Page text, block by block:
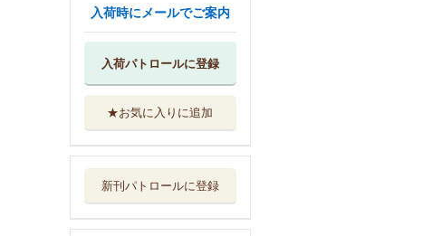
入荷時にメールでご案内
入荷パトロールに登録
★お気に入りに追加
新刊パトロールに登録
アンドレ・ブルト
ン『シュルレア...
ＮＨＫ３か月でマ
ＮＨＫ出版